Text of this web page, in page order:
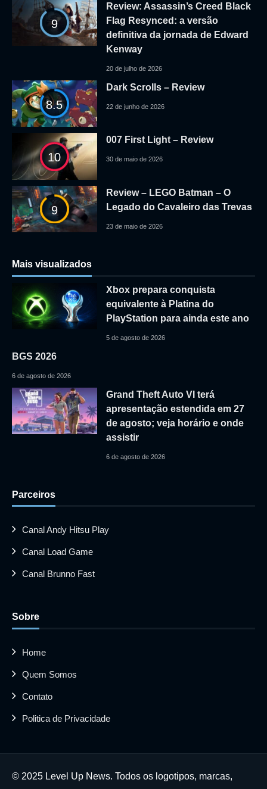
9
Review: Assassin’s Creed Black
Flag Resynced: a versão
definitiva da jornada de Edward
Kenway
20 de julho de 2026
8.5
Dark Scrolls – Review
22 de junho de 2026
10
007 First Light – Review
30 de maio de 2026
9
Review – LEGO Batman – O
Legado do Cavaleiro das Trevas
23 de maio de 2026
Mais visualizados
Xbox prepara conquista
equivalente à Platina do
PlayStation para ainda este ano
5 de agosto de 2026
BGS 2026
6 de agosto de 2026
Grand Theft Auto VI terá
apresentação estendida em 27
de agosto; veja horário e onde
assistir
6 de agosto de 2026
Parceiros
Canal Andy Hitsu Play
Canal Load Game
Canal Brunno Fast
Sobre
Home
Quem Somos
Contato
Politica de Privacidade
© 2025 Level Up News. Todos os logotipos, marcas,